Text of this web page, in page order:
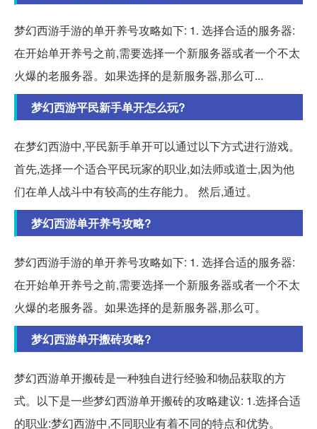
梦幻西游手游的单开养号攻略如下: 1. 选择合适的服务器:
在开始单开养号之前,需要选择一个新服务器或者一个不太
火爆的老服务器。如果选择的是新服务器,那么可...
梦幻西游平民新手单开怎么玩?
在梦幻西游中,平民新手单开可以通过以下方式进行游戏。
首先,选择一个适合平民玩家的职业,如法师或道士,因为他
们在单人战斗中有较高的生存能力。 然后,通过。
梦幻西游单开养号攻略?
梦幻西游手游的单开养号攻略如下: 1. 选择合适的服务器:
在开始单开养号之前,需要选择一个新服务器或者一个不太
火爆的老服务器。如果选择的是新服务器,那么可。
梦幻西游单开搬砖攻略?
梦幻西游单开搬砖是一种独自进行经验和物品获取的方
式。以下是一些梦幻西游单开搬砖的攻略建议: 1.选择合适
的职业:梦幻西游中,不同职业有着不同的特点和优势。